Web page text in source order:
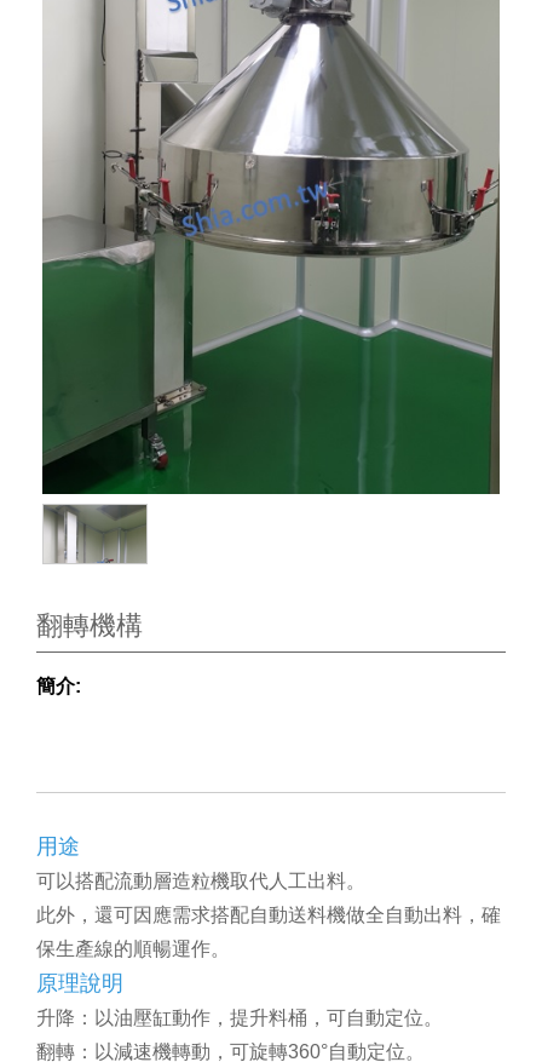
翻轉機構
簡介:
用途
可以搭配流動層造粒機取代人工出料。
此外，還可因應需求搭配自動送料機做全自動出料，確
保生產線的順暢運作。
原理說明
升降 ：以油壓缸動作，提升料桶，可自動定位。
翻轉 ：以減速機轉動，可旋轉360°自動定位。